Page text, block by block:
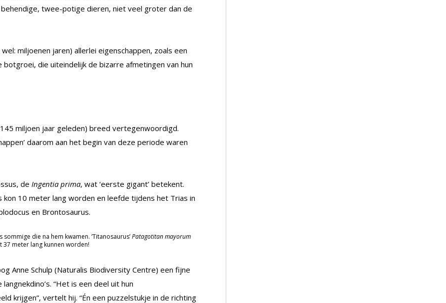
twee-potige dieren, niet veel groter dan de
miljoenen jaren) allerlei eigenschappen, zoals een
die uiteindelijk de bizarre afmetingen van hun
miljoen jaar geleden) breed vertegenwoordigd.
daarom aan het begin van deze periode waren
de Ingentia prima, wat ‘eerste gigant’ betekent.
10 meter lang worden en leefde tijdens het Trias in
en Brontosaurus.
die na hem kwamen. ‘Titanosaurus’Patagotitan mayorum
meter lang kunnen worden!
Anne Schulp (Naturalis Biodiversity Centre) een fijne
“Het is een deel uit hun
krijgen”, vertelt hij. “Én een puzzelstukje in de richting